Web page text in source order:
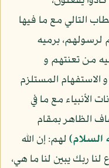
التالي مع ما فيها
لرسولهم، برميه
من تعنتهم و
المستلزم
الأنبياء مع ما في
الظاهر بمقام
السلام)لهم: إن الله
ربك يبين لنا ما هي،